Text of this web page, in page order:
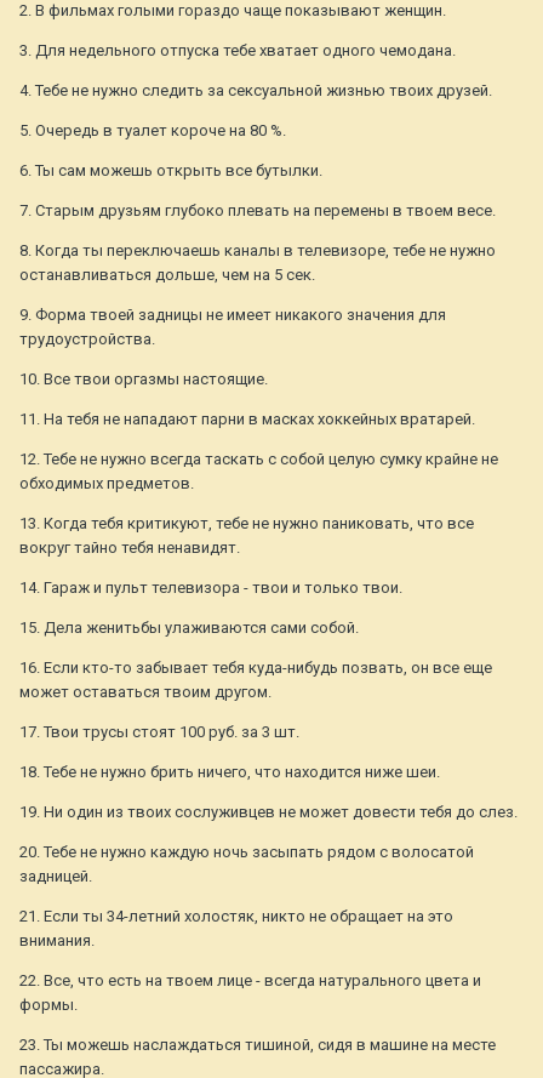
2. В фильмах голыми гораздо чаще показывают женщин.
3. Для недельного отпуска тебе хватает одного чемодана.
4. Тебе не нужно следить за сексуальной жизнью твоих друзей.
5. Очередь в туалет короче на 80 %.
6. Ты сам можешь открыть все бутылки.
7. Старым друзьям глубоко плевать на перемены в твоем весе.
8. Когда ты переключаешь каналы в телевизоре, тебе не нужно
останавливаться дольше, чем на 5 сек.
9. Форма твоей задницы не имеет никакого значения для
трудоустройства.
10. Все твои оргазмы настоящие.
11. На тебя не нападают парни в масках хоккейных вратарей.
12. Тебе не нужно всегда таскать с собой целую сумку крайне не
обходимых предметов.
13. Когда тебя критикуют, тебе не нужно паниковать, что все
вокруг тайно тебя ненавидят.
14. Гараж и пульт телевизора - твои и только твои.
15. Дела женитьбы улаживаются сами собой.
16. Если кто-то забывает тебя куда-нибудь позвать, он все еще
может оставаться твоим другом.
17. Твои трусы стоят 100 руб. за 3 шт.
18. Тебе не нужно брить ничего, что находится ниже шеи.
19. Ни один из твоих сослуживцев не может довести тебя до слез.
20. Тебе не нужно каждую ночь засыпать рядом с волосатой
задницей.
21. Если ты 34-летний холостяк, никто не обращает на это
внимания.
22. Все, что есть на твоем лице - всегда натурального цвета и
формы.
23. Ты можешь наслаждаться тишиной, сидя в машине на месте
пассажира.